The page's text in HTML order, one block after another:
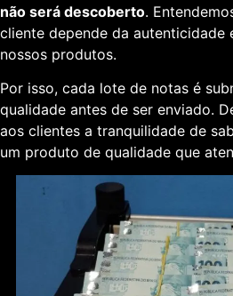
não será descoberto.
cliente depende da autenticidade
nossos produtos.
Por isso, cada lote de notas é
qualidade antes de ser enviado.
aos clientes a tranquilidade de
um produto de qualidade que